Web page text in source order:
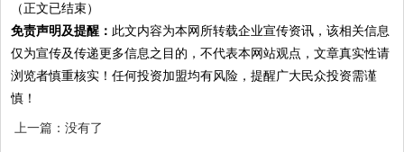
（正文已结束）
免责声明及提醒： 此文内容为本网所转载企业宣传资讯，该相关信息
仅为宣传及传递更多信息之目的，不代表本网站观点，文章真实性请
浏览者慎重核实！任何投资加盟均有风险，提醒广大民众投资需谨
慎！
上一篇：没有了